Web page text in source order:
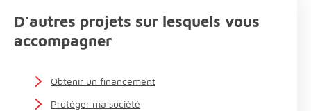
D'autres projets sur lesquels vous
accompagner
Obtenir un financement
Protéger ma société